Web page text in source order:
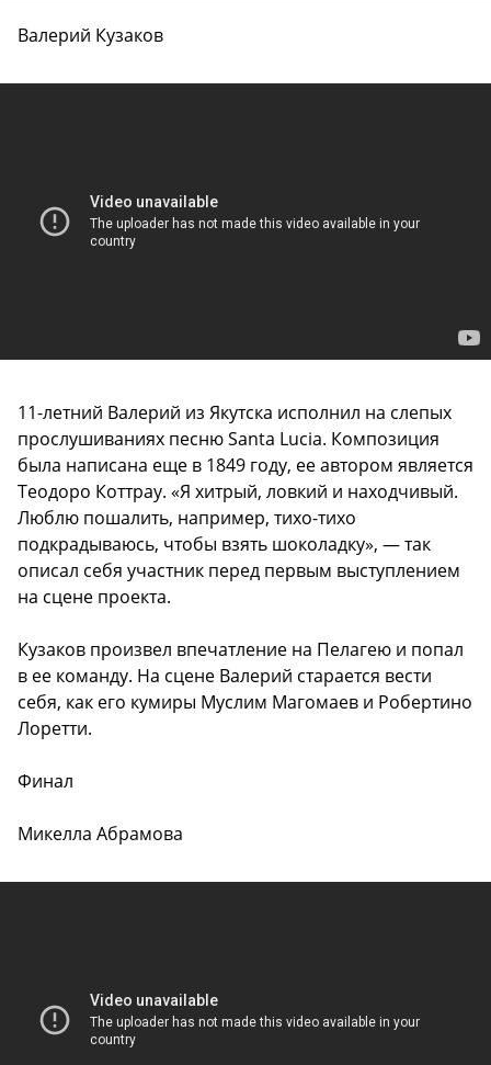
Валерий Кузаков
11-летний Валерий из Якутска исполнил на слепых
прослушиваниях песню Santa Lucia. Композиция
была написана еще в 1849 году, ее автором является
Теодоро Коттрау. «Я хитрый, ловкий и находчивый.
Люблю пошалить, например, тихо-тихо
подкрадываюсь, чтобы взять шоколадку», — так
описал себя участник перед первым выступлением
на сцене проекта.
Кузаков произвел впечатление на Пелагею и попал
в ее команду. На сцене Валерий старается вести
себя, как его кумиры Муслим Магомаев и Робертино
Лоретти.
Финал
Микелла Абрамова